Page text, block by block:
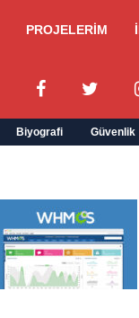
PROJELERİM
Biyografi Güvenlik